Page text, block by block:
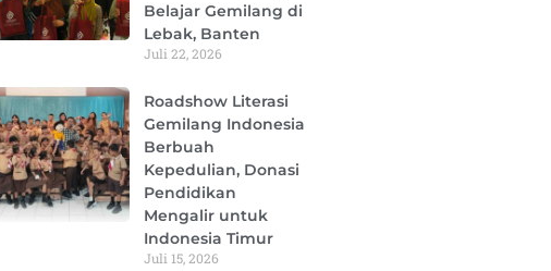
Belajar Gemilang di
Lebak, Banten
Juli 22, 2026
Roadshow Literasi
Gemilang Indonesia
Berbuah
Kepedulian, Donasi
Pendidikan
Mengalir untuk
Indonesia Timur
Juli 15, 2026